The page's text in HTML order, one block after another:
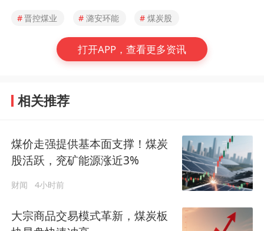
#晋控煤业 # 潞安环能 # 煤炭股
打开APP，查看更多资讯
相关推荐
煤价走强提供基本面支撑！煤炭
股活跃，兖矿能源涨近3%
财闻 4小时前
大宗商品交易模式革新，煤炭板